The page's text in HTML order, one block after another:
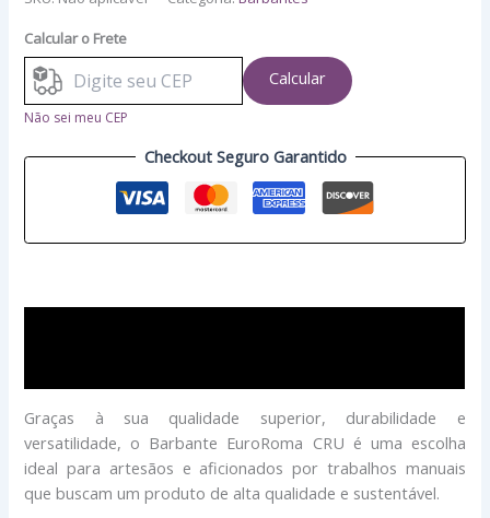
Calcular o Frete
Calcular
Não sei meu CEP
Checkout Seguro Garantido
Graças à sua qualidade superior, durabilidade e
versatilidade, o Barbante EuroRoma CRU é uma escolha
ideal para artesãos e aficionados por trabalhos manuais
que buscam um produto de alta qualidade e sustentável.